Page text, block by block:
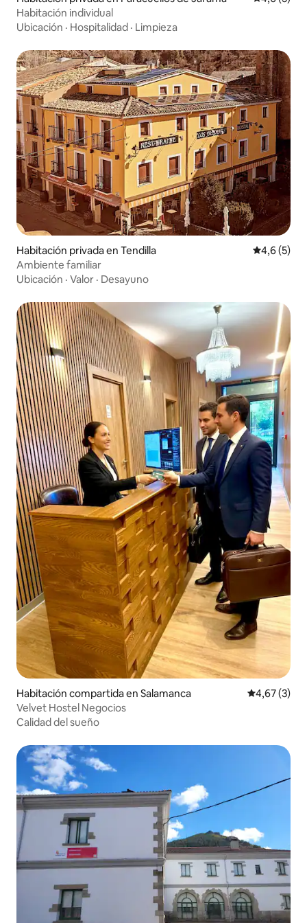
Habitación individual
Ubicación · Hospitalidad · Limpieza
Habitación privada en Tendilla
4,6 (5)
Ambiente familiar
Ubicación · Valor · Desayuno
Habitación compartida en Salamanca Calificación
4,67 (3)
Velvet Hostel Negocios
Calidad del sueño